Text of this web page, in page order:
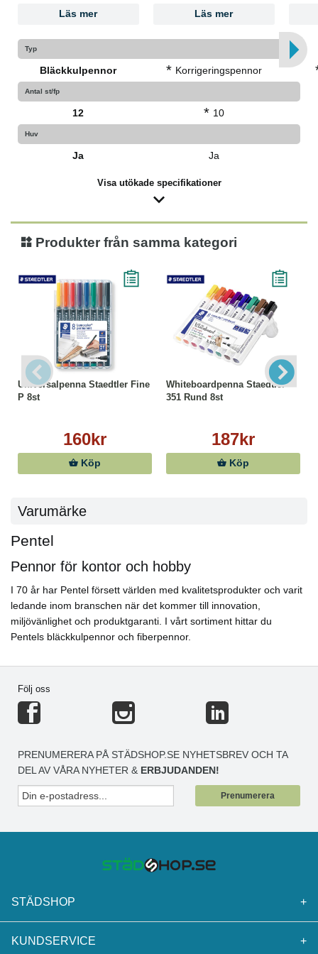
Läs mer Läs mer
Typ
Bläckkulpennor * Korrigeringspennor
Antal st/fp
12 * 10
Huv
Ja Ja
Visa utökade specifikationer
Produkter från samma kategori
Universalpenna Staedtler Fine
P 8st
160kr
Köp
Whiteboardpenna Staedtler
351 Rund 8st
187kr
Köp
Varumärke
Pentel
Pennor för kontor och hobby
I 70 år har Pentel försett världen med kvalitetsprodukter och varit
ledande inom branschen när det kommer till innovation,
miljövänlighet och produktgaranti. I vårt sortiment hittar du
Pentels bläckkulpennor och fiberpennor.
Följ oss
PRENUMERERA PÅ STÄDSHOP.SE NYHETSBREV OCH TA
DEL AV VÅRA NYHETER & ERBJUDANDEN!
Prenumerera
STÄDSHOP +
KUNDSERVICE +